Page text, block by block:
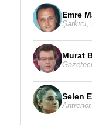
Emre
Şarkıcı
Murat
Gazeteci
Selen
Antrenör,